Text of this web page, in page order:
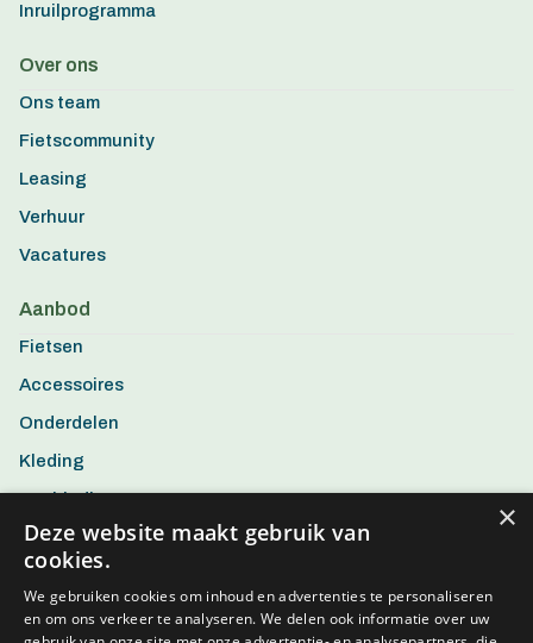
Inruilprogramma
Over ons
Ons team
Fietscommunity
Leasing
Verhuur
Vacatures
Aanbod
Fietsen
Accessoires
Onderdelen
Kleding
Aanbiedingen
×
Deze website maakt gebruik van
cookies.
We gebruiken cookies om inhoud en advertenties te personaliseren
en om ons verkeer te analyseren. We delen ook informatie over uw